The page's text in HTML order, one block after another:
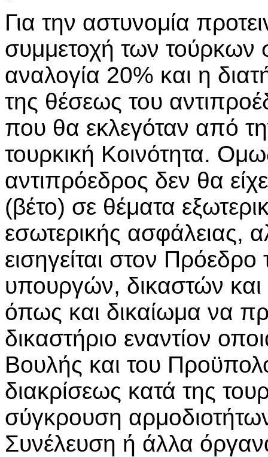
Για την αστυνομία
συμμετοχή των τούρκων
αναλογία 20% και η
της θέσεως του
που θα εκλεγόταν από
τουρκική Κοινότητα.
αντιπρόεδρος δεν θα
(βέτο) σε θέματα
εσωτερικής ασφάλειας,
εισηγείται στον
υπουργών, δικαστών
όπως και δικαίωμα να
δικαστήριο εναντίον
Βουλής και του
διακρίσεως κατά της
σύγκρουση
Συνέλευση ή άλλα